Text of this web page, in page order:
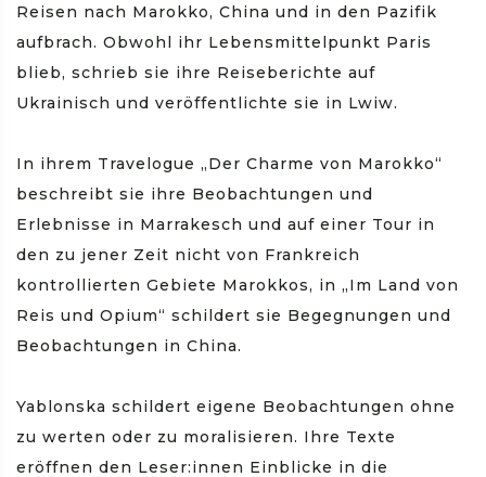
Reisen nach Marokko, China und in den Pazifik
aufbrach. Obwohl ihr Lebensmittelpunkt Paris
blieb, schrieb sie ihre Reiseberichte auf
Ukrainisch und veröffentlichte sie in Lwiw.
In ihrem Travelogue „Der Charme von Marokko“
beschreibt sie ihre Beobachtungen und
Erlebnisse in Marrakesch und auf einer Tour in
den zu jener Zeit nicht von Frankreich
kontrollierten Gebiete Marokkos, in „Im Land von
Reis und Opium“ schildert sie Begegnungen und
Beobachtungen in China.
Yablonska schildert eigene Beobachtungen ohne
zu werten oder zu moralisieren. Ihre Texte
eröffnen den Leser:innen Einblicke in die